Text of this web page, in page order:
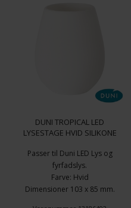
DUNI TROPICAL LED
LYSESTAGE HVID SILIKONE
Passer til Duni LED Lys og
fyrfadslys.
Farve: Hvid
Dimensioner 103 x 85 mm.